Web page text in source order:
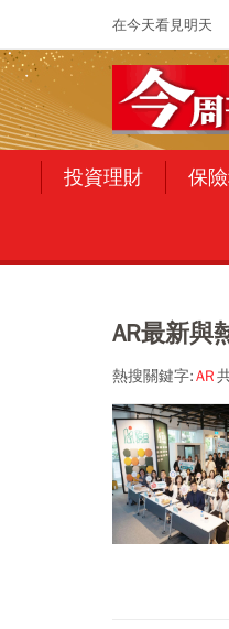
在今天看見明天
投資理財 保
AR最新與
熱搜關鍵字:AR